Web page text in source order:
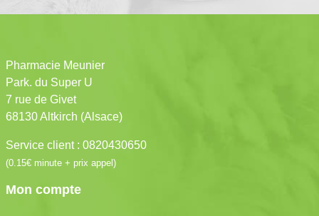
Pharmacie Meunier
Park. du Super U
7 rue de Givet
68130 Altkirch (Alsace)
Service client : 0820430650
(0.15€ minute + prix appel)
Mon compte